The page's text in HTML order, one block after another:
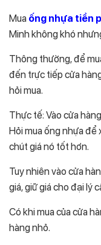
Mua ống nhựa tiền
Minh không khó
Thông thường, để
đến trực tiếp cửa
hỏi mua.
Thực tế: Vào cửa
Hỏi mua ống nhựa
chút giá nó tốt hơn.
Tuy nhiên vào cửa
giá, giữ giá cho đại lý
Có khi mua của cửa
hàng nhỏ.